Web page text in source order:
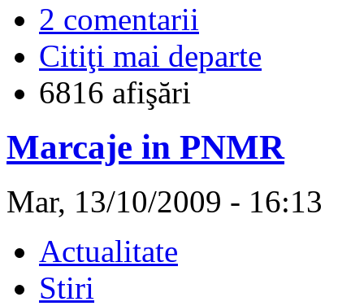
2 comentarii
Citiţi mai departe
6816 afişări
Marcaje in PNMR
Mar, 13/10/2009 - 16:13
Actualitate
Stiri